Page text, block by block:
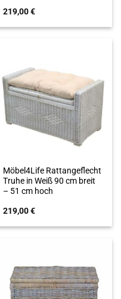
219,00€
Möbel4Life Rattangeflecht
Truhe in Weiß 90 cm breit
– 51 cm hoch
219,00€